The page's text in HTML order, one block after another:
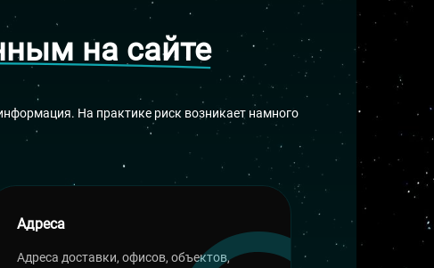
на сайте
На практике риск возникает намного
Адреса
Адреса доставки, офисов, объектов,